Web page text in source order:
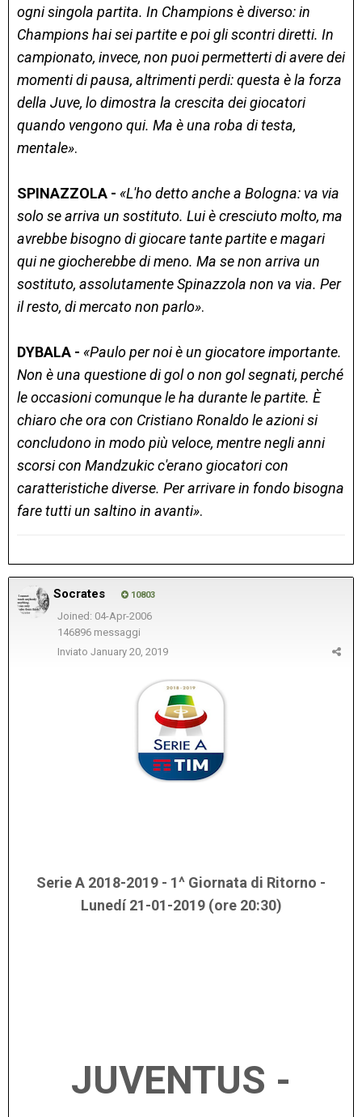
ogni singola partita. In Champions è diverso: in
Champions hai sei partite e poi gli scontri diretti. In
campionato, invece, non puoi permetterti di avere dei
momenti di pausa, altrimenti perdi: questa è la forza
della Juve, lo dimostra la crescita dei giocatori
quando vengono qui. Ma è una roba di testa,
mentale».
SPINAZZOLA - «L'ho detto anche a Bologna: va via
solo se arriva un sostituto. Lui è cresciuto molto, ma
avrebbe bisogno di giocare tante partite e magari
qui ne giocherebbe di meno. Ma se non arriva un
sostituto, assolutamente Spinazzola non va via. Per
il resto, di mercato non parlo».
DYBALA - «Paulo per noi è un giocatore importante.
Non è una questione di gol o non gol segnati, perché
le occasioni comunque le ha durante le partite. È
chiaro che ora con Cristiano Ronaldo le azioni si
concludono in modo più veloce, mentre negli anni
scorsi con Mandzukic c'erano giocatori con
caratteristiche diverse. Per arrivare in fondo bisogna
fare tutti un saltino in avanti».
Socrates 10803
Joined: 04-Apr-2006
146896 messaggi
Inviato January 20, 2019
Serie A 2018-2019 - 1^ Giornata di Ritorno -
Lunedí 21-01-2019 (ore 20:30)
JUVENTUS -